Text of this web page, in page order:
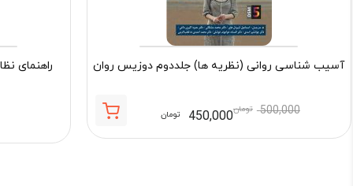
آسیب شناسی روانی (نظریه ها) جلددوم دوزیس روان
500,000 تومان450,000 تومان
راهنمای